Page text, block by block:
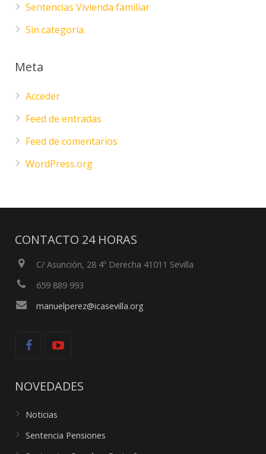
Sentencias Vivienda familiar
Sin categoría
Meta
Acceder
Feed de entradas
Feed de comentarios
WordPress.org
CONTACTO 24 HORAS
C/ Asunción, 28 4º Derecha 41011 Sevilla
659 889 993
manuelperez@icasevilla.org
NOVEDADES
Noticias
Sentencia Pensiones